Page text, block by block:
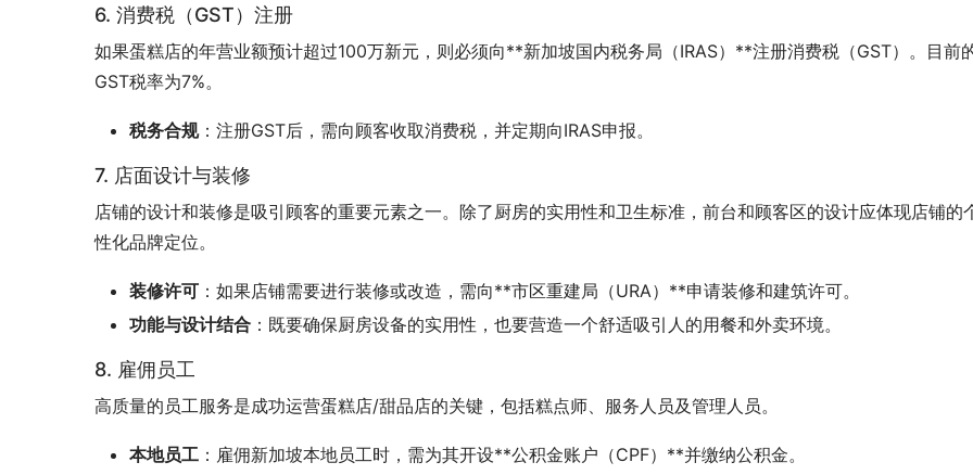
6. 消费税（GST）注册
如果蛋糕店的年营业额预计超过100万新元，则必须向**新加坡国内税务局（IRAS）**注册消费税（GST）。目前
GST税率为7%。
税务合规：注册GST后，需向顾客收取消费税，并定期向IRAS申报。
7. 店面设计与装修
店铺的设计和装修是吸引顾客的重要元素之一。除了厨房的实用性和卫生标准，前台和顾客区的设计应体现店铺的
性化品牌定位。
装修许可 ：如果店铺需要进行装修或改造，需向**市区重建局（URA）**申请装修和建筑许可。
功能与设计结合 ：既要确保厨房设备的实用性，也要营造一个舒适吸引人的用餐和外卖环境。
8. 雇佣员工
高质量的员工服务是成功运营蛋糕店/甜品店的关键，包括糕点师、服务人员及管理人员。
本地员工 ：雇佣新加坡本地员工时，需为其开设**公积金账户（CPF）**并缴纳公积金。